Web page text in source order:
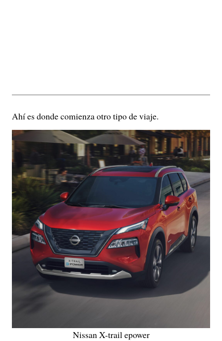
Ahí es donde comienza otro tipo de viaje.
Nissan X-trail epower